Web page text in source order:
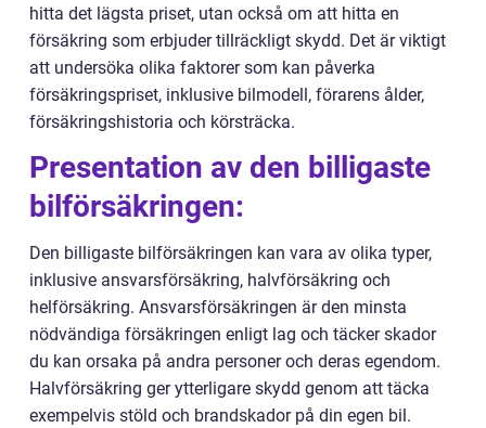
hitta det lägsta priset, utan också om att hitta en
försäkring som erbjuder tillräckligt skydd. Det är viktigt
att undersöka olika faktorer som kan påverka
försäkringspriset, inklusive bilmodell, förarens ålder,
försäkringshistoria och körsträcka.
Presentation av den billigaste
bilförsäkringen:
Den billigaste bilförsäkringen kan vara av olika typer,
inklusive ansvarsförsäkring, halvförsäkring och
helförsäkring. Ansvarsförsäkringen är den minsta
nödvändiga försäkringen enligt lag och täcker skador
du kan orsaka på andra personer och deras egendom.
Halvförsäkring ger ytterligare skydd genom att täcka
exempelvis stöld och brandskador på din egen bil.